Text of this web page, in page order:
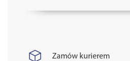
Zamów kurierem